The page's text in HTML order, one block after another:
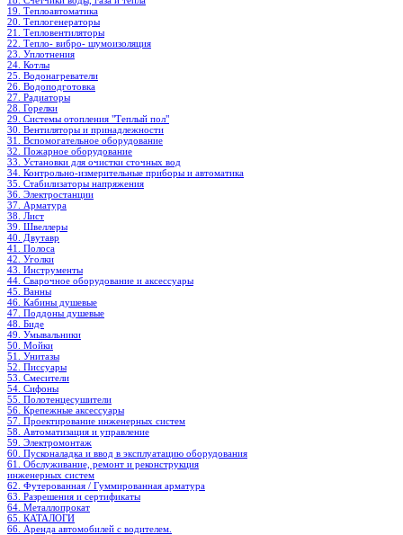
19. Теплоавтоматика
20. Теплогенераторы
21. Тепловентиляторы
22. Тепло- вибро- шумоизоляция
23. Уплотнения
24. Котлы
25. Водонагреватели
26. Водоподготовка
27. Радиаторы
28. Горелки
29. Системы отопления "Теплый пол"
30. Вентиляторы и принадлежности
31. Вспомогательное оборудование
32. Пожарное оборудование
33. Установки для очистки сточных вод
34. Контрольно-измерительные приборы и автоматика
35. Стабилизаторы напряжения
36. Электростанции
37. Арматура
38. Лист
39. Швеллеры
40. Двутавр
41. Полоса
42. Уголки
43. Инструменты
44. Сварочное оборудование и аксессуары
45. Ванны
46. Кабины душевые
47. Поддоны душевые
48. Биде
49. Умывальники
50. Мойки
51. Унитазы
52. Писсуары
53. Смесители
54. Сифоны
55. Полотенцесушители
56. Крепежные аксессуары
57. Проектирование инженерных систем
58. Автоматизация и управление
59. Электромонтаж
60. Пусконаладка и ввод в эксплуатацию оборудования
61. Обслуживание, ремонт и реконструкция
инженерных систем
62. Футерованная / Гуммированная арматура
63. Разрешения и сертификаты
64. Металлопрокат
65. КАТАЛОГИ
66. Аренда автомобилей с водителем.